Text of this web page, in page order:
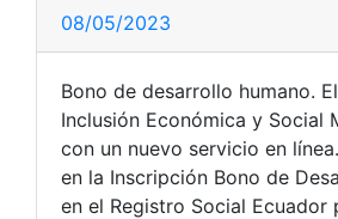
08/05/2023
Bono de desarrollo humano.
Inclusión Económica y Social
con un nuevo servicio en
en la Inscripción Bono de
en el Registro Social Ecuador